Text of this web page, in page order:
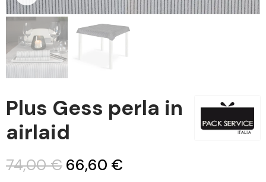
Plus Gess perla in
airlaid
74,00 € 66,60 €